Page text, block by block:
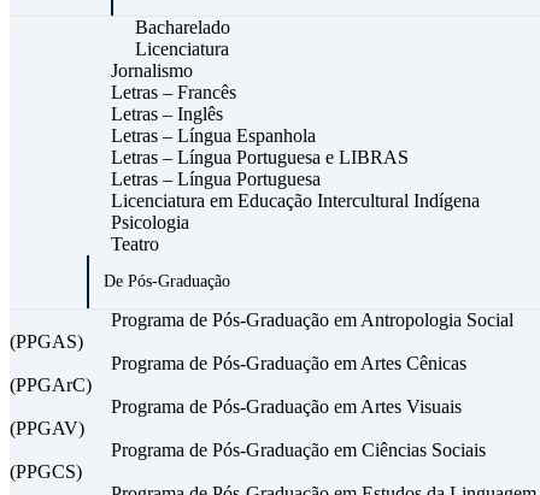
Bacharelado
Licenciatura
Jornalismo
Letras – Francês
Letras – Inglês
Letras – Língua Espanhola
Letras – Língua Portuguesa e LIBRAS
Letras – Língua Portuguesa
Licenciatura em Educação Intercultural Indígena
Psicologia
Teatro
De Pós-Graduação
Programa de Pós-Graduação em Antropologia Social
(PPGAS)
Programa de Pós-Graduação em Artes Cênicas
(PPGArC)
Programa de Pós-Graduação em Artes Visuais
(PPGAV)
Programa de Pós-Graduação em Ciências Sociais
(PPGCS)